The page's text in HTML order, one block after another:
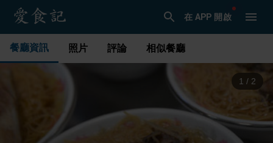
在 APP 開啟
餐廳資訊 照片 評論 相似餐廳
1 / 2